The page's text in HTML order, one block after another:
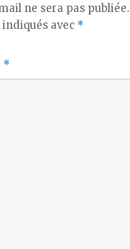
ne sera pas publiée.
avec *
*